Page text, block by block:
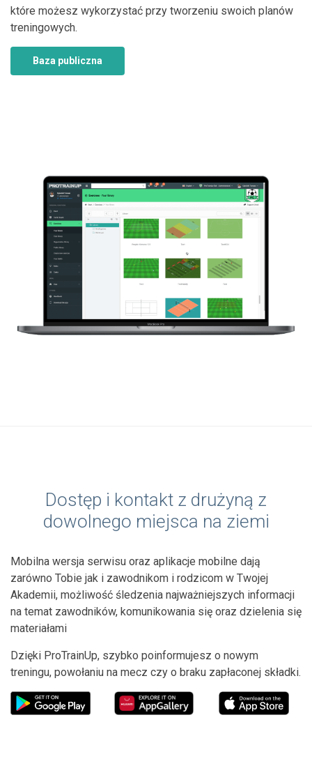
które możesz wykorzystać przy tworzeniu swoich planów
treningowych.
Baza publiczna
Dostęp i kontakt z drużyną z
dowolnego miejsca na ziemi
Mobilna wersja serwisu oraz aplikacje mobilne dają
zarówno Tobie jak i zawodnikom i rodzicom w Twojej
Akademii, możliwość śledzenia najważniejszych informacji
na temat zawodników, komunikowania się oraz dzielenia się
materiałami
Dzięki ProTrainUp, szybko poinformujesz o nowym
treningu, powołaniu na mecz czy o braku zapłaconej składki.